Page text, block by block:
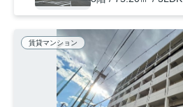
賃貸マンション